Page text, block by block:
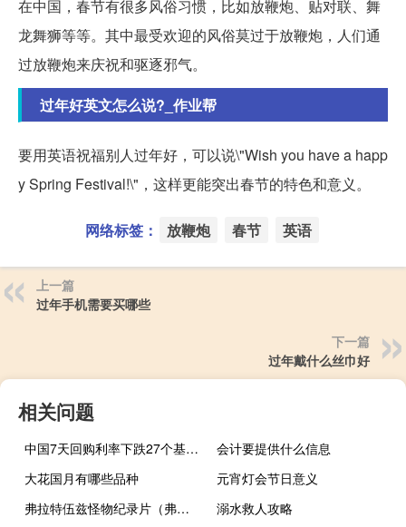
在中国，春节有很多风俗习惯，比如放鞭炮、贴对联、舞
龙舞狮等等。其中最受欢迎的风俗莫过于放鞭炮，人们通
过放鞭炮来庆祝和驱逐邪气。
过年好英文怎么说?_作业帮
要用英语祝福别人过年好，可以说\"Wish you have a happ
y Spring Festival!\"，这样更能突出春节的特色和意义。
网络标签： 放鞭炮 春节 英语
上一篇
过年手机需要买哪些
下一篇
过年戴什么丝巾好
相关问题
中国7天回购利率下跌27个基点报1.9805%
会计要提供什么信息
大花国月有哪些品种
元宵灯会节日意义
弗拉特伍兹怪物纪录片（弗拉特伍兹怪物）
溺水救人攻略